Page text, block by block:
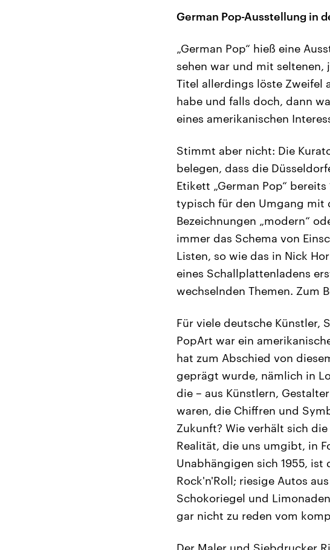
German Pop-Ausstellung in
„German Pop“ hieß eine
sehen war und mit seltenen,
Titel allerdings löste Zweifel
habe und falls doch, dann
eines amerikanischen
Stimmt aber nicht: Die
belegen, dass die
Etikett „German Pop“
typisch für den Umgang mit
Bezeichnungen „modern“
immer das Schema von
Listen, so wie das in Nick
eines Schallplattenladens
wechselnden Themen. Zum
Für viele deutsche Künstler,
PopArt war ein
hat zum Abschied von
geprägt wurde, nämlich in
die – aus Künstlern,
waren, die Chiffren und
Zukunft? Wie verhält sich
Realität, die uns umgibt, in
Unabhängigen sich 1955,
Rock'n'Roll; riesige Autos
Schokoriegel und
gar nicht zu reden vom